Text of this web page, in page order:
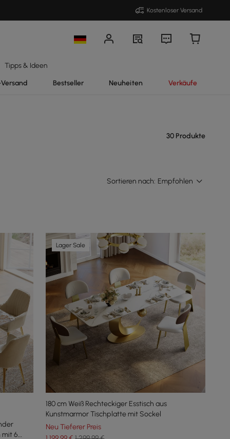
Kostenloser Versand
Tipps & Ideen
Bestseller Neuheiten Verkäufe
30 Produkte
Sortieren nach: Empfohlen
mit 6
Lager Sale
180 cm Weiß Rechteckiger Esstisch aus
Kunstmarmor Tischplatte mit Sockel
Neu Tieferer Preis